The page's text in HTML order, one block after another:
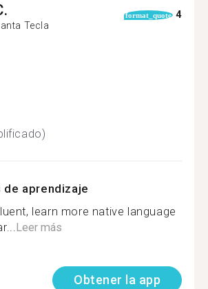
Tecla
format_quote 4
aprendizaje
learn more native language
Leer más
Obtener la app